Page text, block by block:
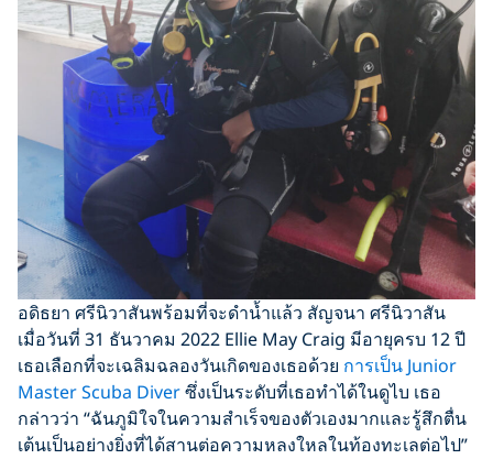
อดิธยา ศรีนิวาสันพร้อมที่จะดำน้ำแล้ว สัญจนา ศรีนิวาสัน
เมื่อวันที่ 31 ธันวาคม 2022 Ellie May Craig มีอายุครบ 12 ปี
เธอเลือกที่จะเฉลิมฉลองวันเกิดของเธอด้วย การเป็น Junior
Master Scuba Diverซึ่งเป็นระดับที่เธอทำได้ในดูไบ เธอ
กล่าวว่า “ฉันภูมิใจในความสำเร็จของตัวเองมากและรู้สึกตื่น
เต้นเป็นอย่างยิ่งที่ได้สานต่อความหลงใหลในท้องทะเลต่อไป”